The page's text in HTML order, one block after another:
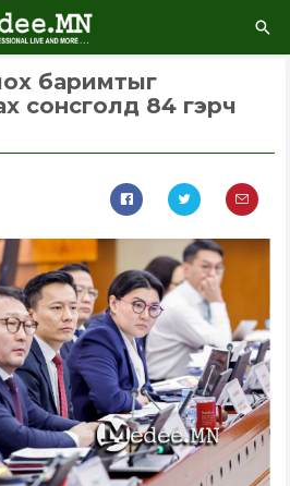
баримтыг
сонсголд 84 гэрч